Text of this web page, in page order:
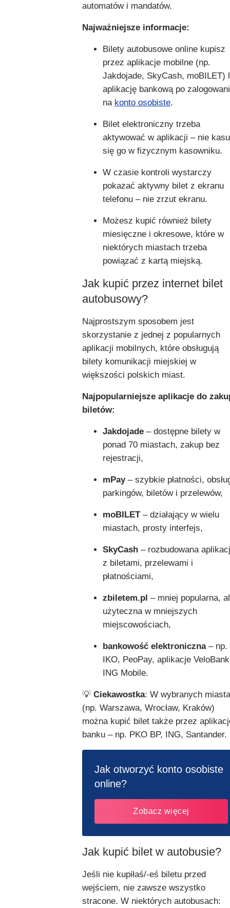
automatów i mandatów.
Najważniejsze informacje:
Bilety autobusowe online kupisz
przez aplikacje mobilne (np.
Jakdojade, SkyCash, moBILET)
aplikację bankową po
na konto osobiste.
Bilet elektroniczny trzeba
aktywować w aplikacji – nie
się go w fizycznym kasowniku.
W czasie kontroli wystarczy
pokazać aktywny bilet z ekranu
telefonu – nie zrzut ekranu.
Możesz kupić również bilety
miesięczne i okresowe, które w
niektórych miastach trzeba
powiązać z kartą miejską.
Jak kupić przez internet bilet
autobusowy?
Najprostszym sposobem jest
skorzystanie z jednej z popularnych
aplikacji mobilnych, które obsługują
bilety komunikacji miejskiej w
większości polskich miast.
Najpopularniejsze aplikacje do
biletów:
Jakdojade – dostępne bilety w
ponad 70 miastach, zakup bez
rejestracji,
mPay– szybkie płatności,
parkingów, biletów i przelewów,
moBILET– działający w wielu
miastach, prosty interfejs,
SkyCash – rozbudowana
z biletami, przelewami i
płatnościami,
zbiletem.pl – mniej popularna,
użyteczna w mniejszych
miejscowościach,
bankowość elektroniczna– np.
IKO, PeoPay, aplikacje
ING Mobile.
💡 Ciekawostka: W wybranych
(np. Warszawa, Wrocław, Kraków)
można kupić bilet także przez
banku – np. PKO BP, ING, Santander.
Jak otworzyć konto osobiste
online?
Zobacz więcej
Jak kupić bilet w autobusie?
Jeśli nie kupiłaś/-eś biletu przed
wejściem, nie zawsze wszystko
stracone. W niektórych autobusach: